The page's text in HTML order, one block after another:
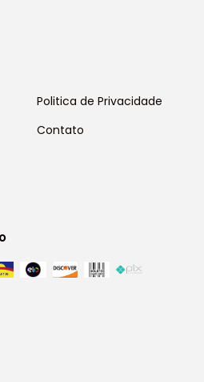
Politica de Privacidade
Contato